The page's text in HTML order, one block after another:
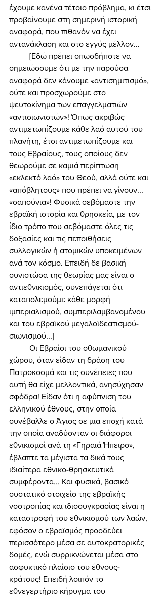
έχουμε κανένα τέτοιο πρόβλημα, κι έτσι
προβαίνουμε στη σημερινή ιστορική
αναφορά, που πιθανόν να έχει
αντανάκλαση και στο εγγύς μέλλον...
σημειώσουμε ότι με την παρούσα
αναφορά δεν κάνουμε «αντισημιτισμό»,
ούτε και προσχωρούμε στο
ψευτοκίνημα των επαγγελματιών
«αντισιωνιστών»! Όπως ακριβώς
αντιμετωπίζουμε κάθε λαό αυτού του
πλανήτη, έτσι αντιμετωπίζουμε και
τους Εβραίους, τους οποίους δεν
θεωρούμε σε καμιά περίπτωση
«εκλεκτό λαό» του Θεού, αλλά ούτε και
«απόβλητους» που πρέπει να γίνουν...
«σαπούνια»! Φυσικά σεβόμαστε την
εβραϊκή ιστορία και θρησκεία, με τον
ίδιο τρόπο που σεβόμαστε όλες τις
δοξασίες και τις πεποιθήσεις
συλλογικών ή ατομικών υποκειμένων
ανά τον κόσμο. Επειδή δε βασική
συνιστώσα της θεωρίας μας είναι ο
αντιεθνικισμός, συνεπάγεται ότι
καταπολεμούμε κάθε μορφή
ιμπεριαλισμού, συμπεριλαμβανομένου
και του εβραϊκού μεγαλοϊδεατισμού-
σιωνισμού...]
χώρου, όταν είδαν τη δράση του
Πατροκοσμά και τις συνέπειες που
αυτή θα είχε μελλοντικά, ανησύχησαν
σφόδρα! Είδαν ότι η αφύπνιση του
ελληνικού έθνους, στην οποία
συνέβαλλε ο Άγιος σε μια εποχή κατά
την οποία αναδύονταν οι διάφοροι
εθνικισμοί ανά τη «Γηραιά Ήπειρο»,
έβλαπτε τα μέγιστα τα δικά τους
ιδιαίτερα εθνικο-θρησκευτικά
συμφέροντα... Και φυσικά, βασικό
συστατικό στοιχείο της εβραϊκής
νοοτροπίας και ιδιοσυγκρασίας είναι η
καταστροφή του εθνικισμού των λαών,
εφόσον ο εβραϊσμός προοδεύει
περισσότερο μέσα σε αυτοκρατορικές
δομές, ενώ συρρικνώνεται μέσα στο
ασφυκτικό πλαίσιο του έθνους-
κράτους! Επειδή λοιπόν το
εθνεγερτήριο κήρυγμα του